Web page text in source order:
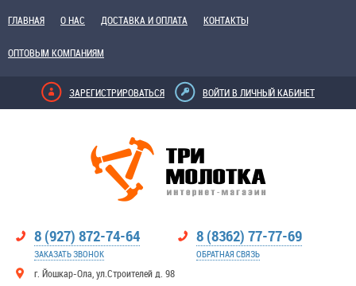
ГЛАВНАЯ О НАС ДОСТАВКА И ОПЛАТА КОНТАКТЫ
ОПТОВЫМ КОМПАНИЯМ
ЗАРЕГИСТРИРОВАТЬСЯ ВОЙТИ В ЛИЧНЫЙ КАБИНЕТ
8 (927) 872-74-64
ЗАКАЗАТЬ ЗВОНОК
г. Йошкар-Ола, ул.Строителей д. 98
8 (8362) 77-77-69
ОБРАТНАЯ СВЯЗЬ